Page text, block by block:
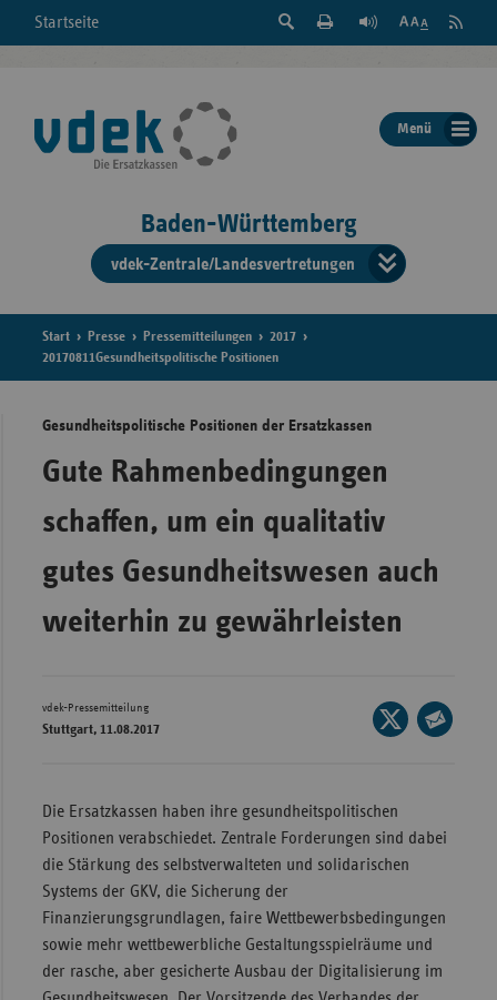
Startseite
Suche
der
Seite
Feed
Menü
Baden-Württemberg
vdek-Zentrale/Landesvertretungen
der
Start Presse Pressemitteilungen
2017
20170811Gesundheitspolitische Positionen
Gesundheitspolitische Positionen der Ersatzkassen
Gute Rahmenbedingungen
schaffen, um ein qualitativ
gutes Gesundheitswesen auch
weiterhin zu gewährleisten
vdek-Pressemitteilung
Stuttgart, 11.08.2017
Seite
auf
Mail
Die Ersatzkassen haben ihre gesundheitspolitischen
Positionen verabschiedet. Zentrale Forderungen sind dabei
die Stärkung des selbstverwalteten und solidarischen
Systems der GKV, die Sicherung der
Finanzierungsgrundlagen, faire Wettbewerbsbedingungen
sowie mehr wettbewerbliche Gestaltungsspielräume und
der rasche, aber gesicherte Ausbau der Digitalisierung im